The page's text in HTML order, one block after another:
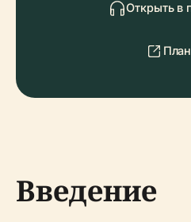
Открыть в
Введение